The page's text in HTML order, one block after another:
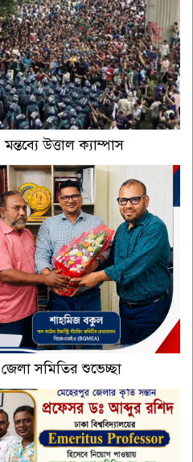
উত্তাল ক্যাম্পাস
সমিতির শুভেচ্ছা